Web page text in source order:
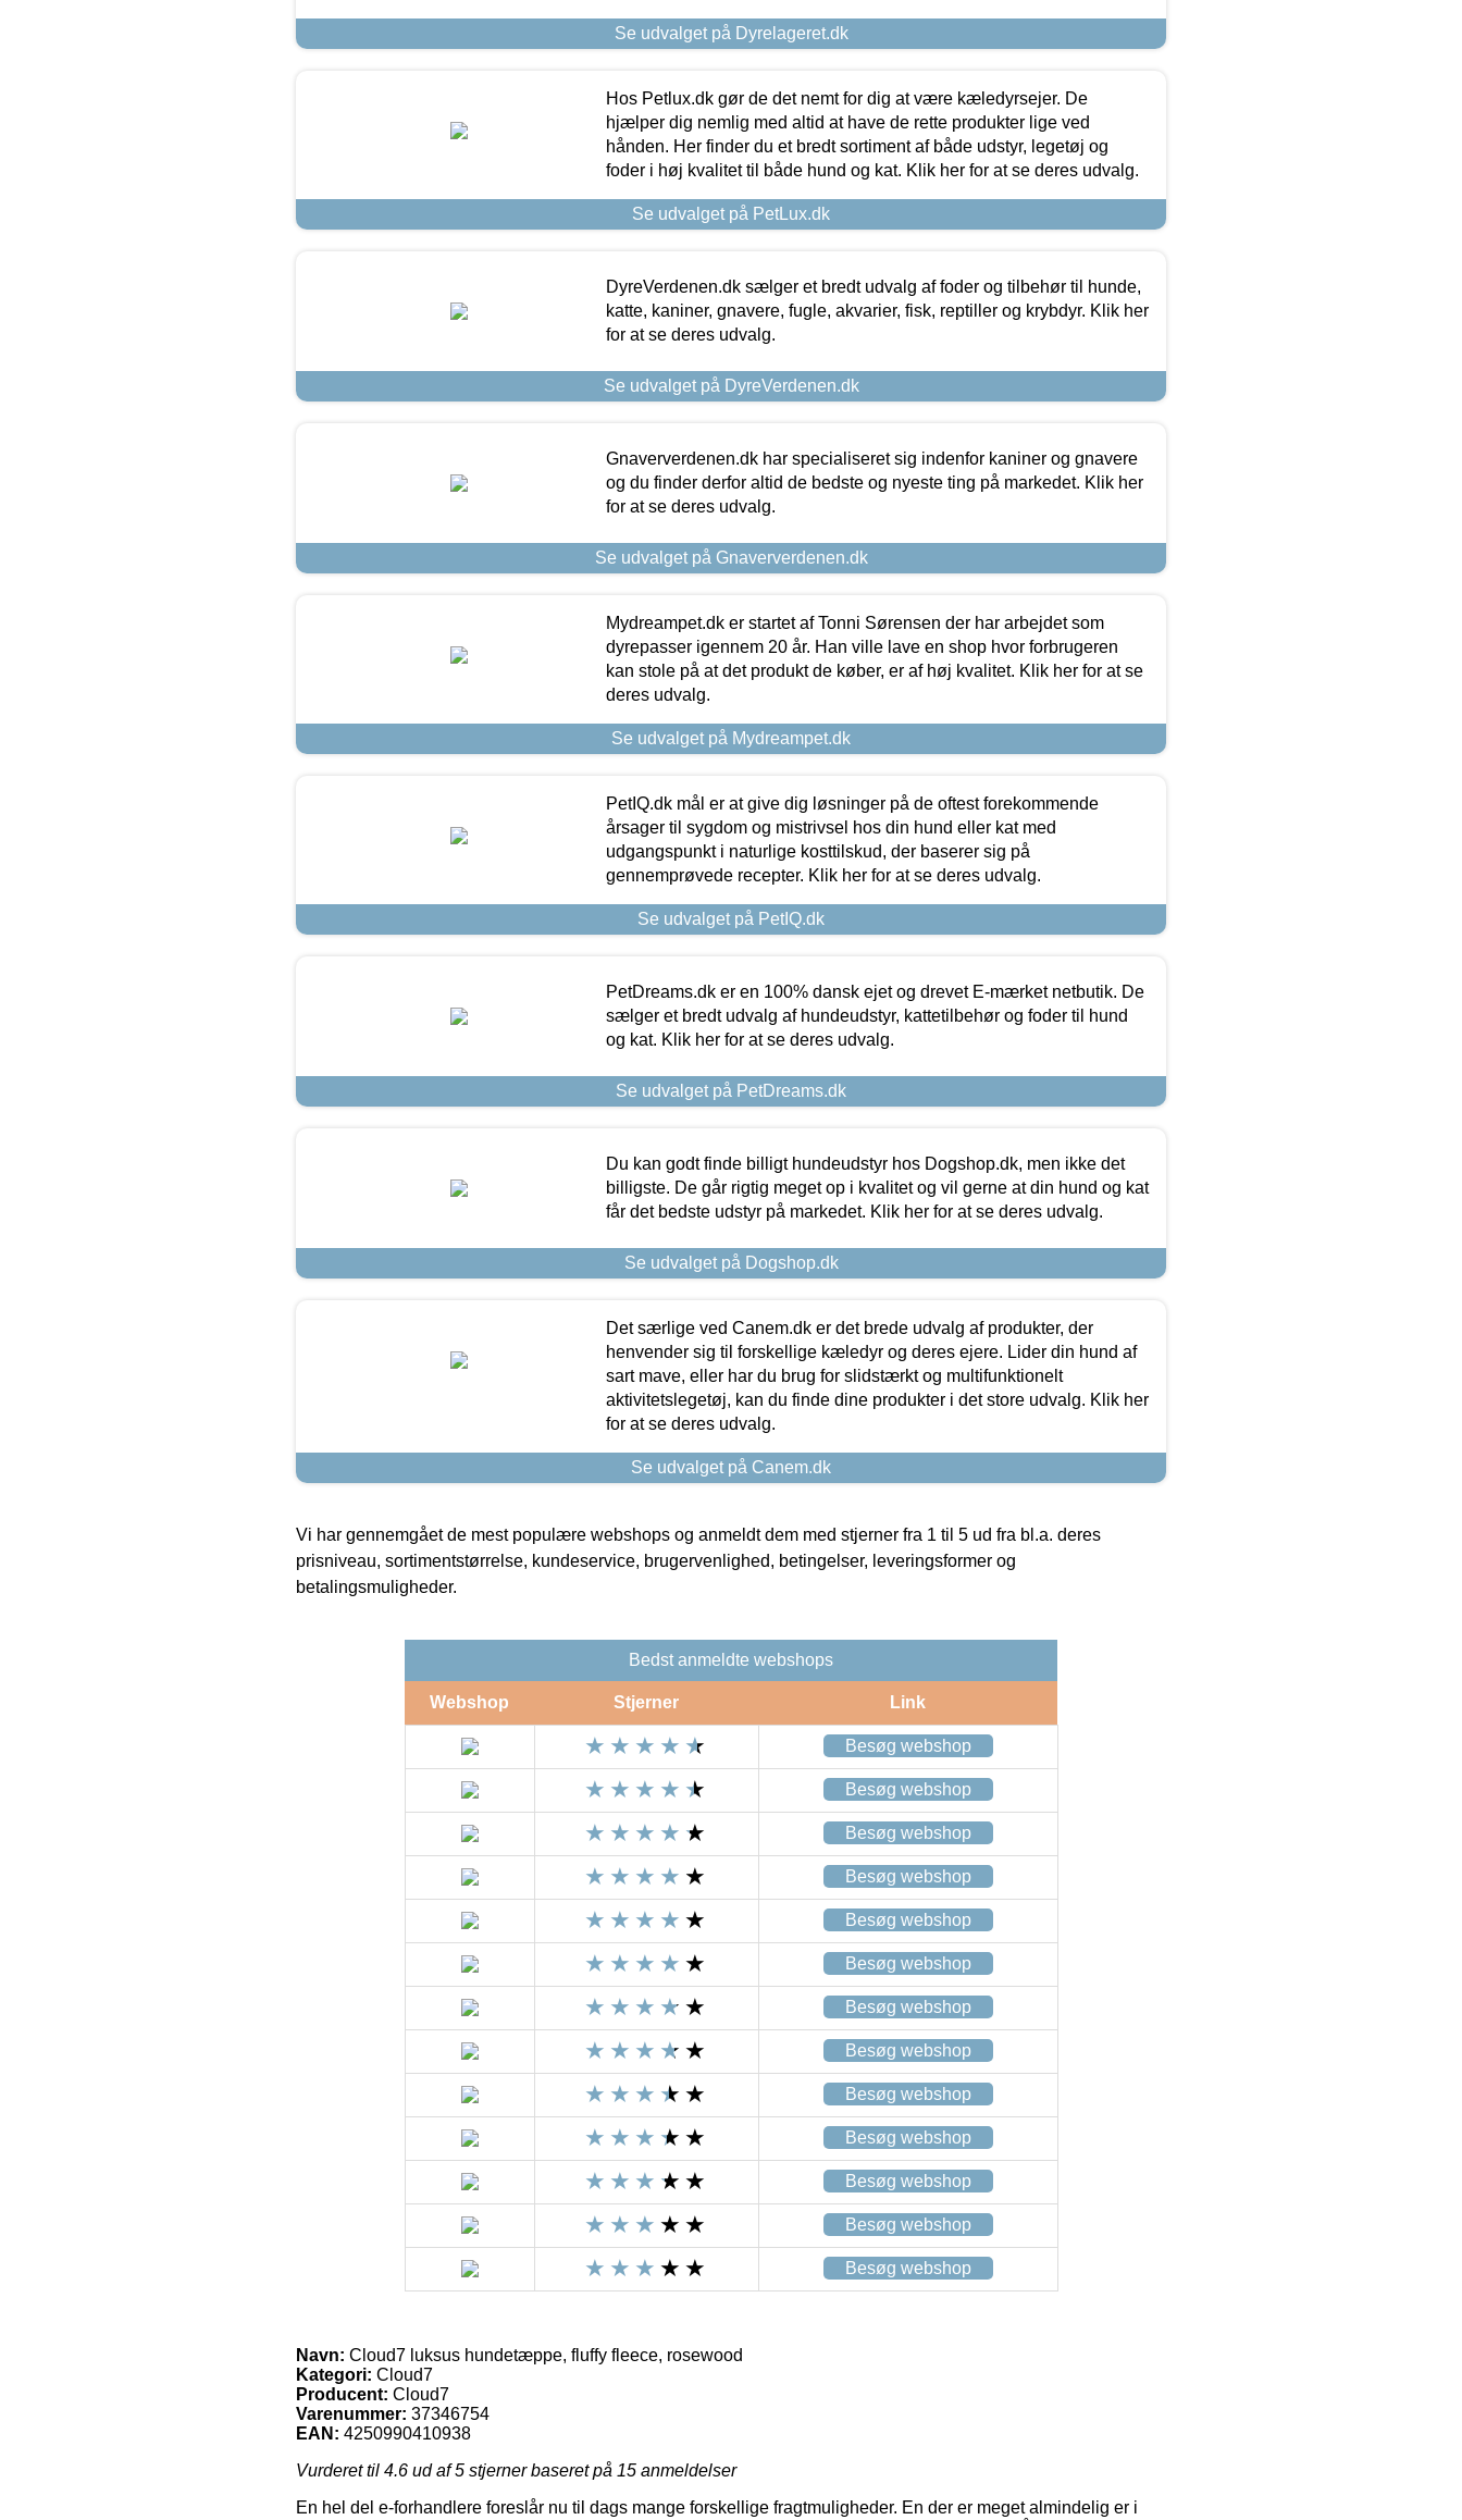
Se udvalget på Dyrelageret.dk
Hos Petlux.dk gør de det nemt for dig at være kæledyrsejer. De
hjælper dig nemlig med altid at have de rette produkter lige ved
hånden. Her finder du et bredt sortiment af både udstyr, legetøj og
foder i høj kvalitet til både hund og kat. Klik her for at se deres udvalg.
Se udvalget på PetLux.dk
DyreVerdenen.dk sælger et bredt udvalg af foder og tilbehør til hunde,
katte, kaniner, gnavere, fugle, akvarier, fisk, reptiller og krybdyr. Klik her
for at se deres udvalg.
Se udvalget på DyreVerdenen.dk
Gnaververdenen.dk har specialiseret sig indenfor kaniner og gnavere
og du finder derfor altid de bedste og nyeste ting på markedet. Klik her
for at se deres udvalg.
Se udvalget på Gnaververdenen.dk
Mydreampet.dk er startet af Tonni Sørensen der har arbejdet som
dyrepasser igennem 20 år. Han ville lave en shop hvor forbrugeren
kan stole på at det produkt de køber, er af høj kvalitet. Klik her for at se
deres udvalg.
Se udvalget på Mydreampet.dk
PetIQ.dk mål er at give dig løsninger på de oftest forekommende
årsager til sygdom og mistrivsel hos din hund eller kat med
udgangspunkt i naturlige kosttilskud, der baserer sig på
gennemprøvede recepter. Klik her for at se deres udvalg.
Se udvalget på PetIQ.dk
PetDreams.dk er en 100% dansk ejet og drevet E-mærket netbutik. De
sælger et bredt udvalg af hundeudstyr, kattetilbehør og foder til hund
og kat. Klik her for at se deres udvalg.
Se udvalget på PetDreams.dk
Du kan godt finde billigt hundeudstyr hos Dogshop.dk, men ikke det
billigste. De går rigtig meget op i kvalitet og vil gerne at din hund og kat
får det bedste udstyr på markedet. Klik her for at se deres udvalg.
Se udvalget på Dogshop.dk
Det særlige ved Canem.dk er det brede udvalg af produkter, der
henvender sig til forskellige kæledyr og deres ejere. Lider din hund af
sart mave, eller har du brug for slidstærkt og multifunktionelt
aktivitetslegetøj, kan du finde dine produkter i det store udvalg. Klik her
for at se deres udvalg.
Se udvalget på Canem.dk
Vi har gennemgået de mest populære webshops og anmeldt dem med stjerner fra 1 til 5 ud fra bl.a. deres
prisniveau, sortimentstørrelse, kundeservice, brugervenlighed, betingelser, leveringsformer og
betalingsmuligheder.
Bedst anmeldte webshops
Webshop Stjerner Link
Besøg webshop
Besøg webshop
Besøg webshop
Besøg webshop
Besøg webshop
Besøg webshop
Besøg webshop
Besøg webshop
Besøg webshop
Besøg webshop
Besøg webshop
Besøg webshop
Besøg webshop
Navn: Cloud7 luksus hundetæppe, fluffy fleece, rosewood
Kategori: Cloud7
Producent: Cloud7
Varenummer: 37346754
EAN: 4250990410938
Vurderet til 4.6 ud af 5 stjerner baseret på 15 anmeldelser
En hel del e-forhandlere foreslår nu til dags mange forskellige fragtmuligheder. En der er meget almindelig er i